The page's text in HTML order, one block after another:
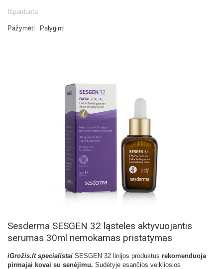
Išparduota
Pažymėti Palyginti
Sesderma SESGEN 32 ląsteles aktyvuojantis
serumas 30ml nemokamas pristatymas
iGrožis.lt specialistai SESGEN 32 linijos produktus rekomenduoja
pirmajai kovai su senėjimu. Sudėtyje esančios veikliosios